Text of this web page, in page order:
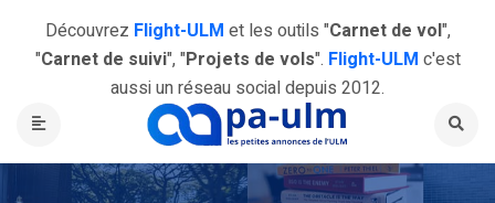
Découvrez Flight-ULM et les outils "Carnet de vol",
"Carnet de suivi", "Projets de vols". Flight-ULM c'est
aussi un réseau social depuis 2012.